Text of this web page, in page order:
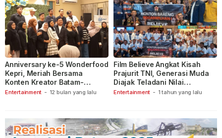
Entertainment - 12 bulan yang lalu
Anniversary ke-5 Wonderfood
Kepri, Meriah Bersama
Konten Kreator Batam-
Tanjungpinang
Entertainment - 1 tahun yang lalu
Film Believe Angkat Kisah
Prajurit TNI, Generasi Muda
Diajak Teladani Nilai
Keberanian